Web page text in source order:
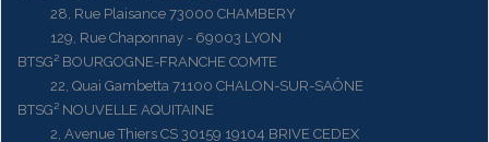
28, Rue Plaisance 73000 CHAMBERY
129, Rue Chaponnay - 69003 LYON
BTSG² BOURGOGNE-FRANCHE COMTE
22, Quai Gambetta 71100 CHALON-SUR-SAÔNE
BTSG² NOUVELLE AQUITAINE
2, Avenue Thiers CS 30159 19104 BRIVE CEDEX